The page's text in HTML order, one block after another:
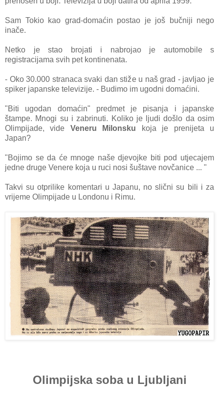
Sam Tokio kao grad-domaćin postao je još bučniji nego
inače.
Netko je stao brojati i nabrojao je automobile s
registracijama svih pet kontinenata.
- Oko 30.000 stranaca svaki dan stiže u naš grad - javljao je
spiker japanske televizije. - Budimo im ugodni domaćini.
"Biti ugodan domaćin" predmet je pisanja i japanske
štampe. Mnogi su i zabrinuti. Koliko je ljudi došlo da osim
Olimpijade, vide Veneru Milonsku koja je prenijeta u
Japan?
"Bojimo se da će mnoge naše djevojke biti pod utjecajem
jedne druge Venere koja u ruci nosi šuštave novčanice ... "
Takvi su otprilike komentari u Japanu, no slični su bili i za
vrijeme Olimpijade u Londonu i Rimu.
Olimpijska soba u Ljubljani